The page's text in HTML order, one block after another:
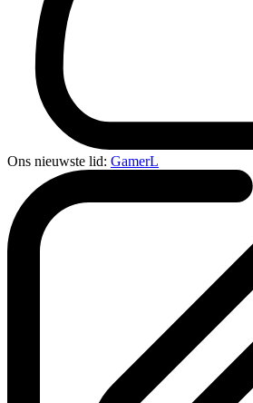
Ons nieuwste lid: GamerL